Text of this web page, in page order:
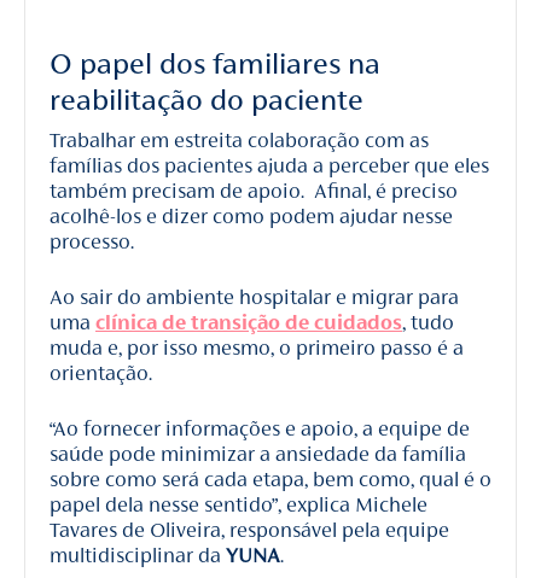
O papel dos familiares na
reabilitação do paciente
Trabalhar em estreita colaboração com as
famílias dos pacientes ajuda a perceber que eles
também precisam de apoio. Afinal, é preciso
acolhê-los e dizer como podem ajudar nesse
processo.
Ao sair do ambiente hospitalar e migrar para
uma clínica de transição de cuidados, tudo
muda e, por isso mesmo, o primeiro passo é a
orientação.
“Ao fornecer informações e apoio, a equipe de
saúde pode minimizar a ansiedade da família
sobre como será cada etapa, bem como, qual é o
papel dela nesse sentido”, explica Michele
Tavares de Oliveira, responsável pela equipe
multidisciplinar da YUNA.